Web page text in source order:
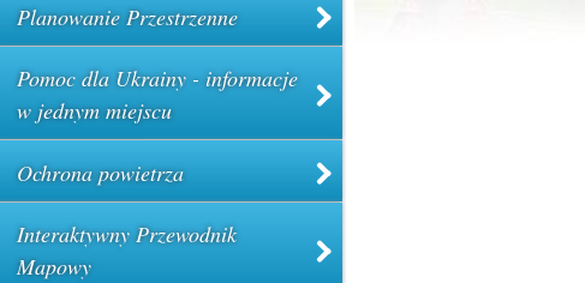
Planowanie Przestrzenne
Pomoc dla Ukrainy - informacje
w jednym miejscu
Ochrona powietrza
Interaktywny Przewodnik
Mapowy